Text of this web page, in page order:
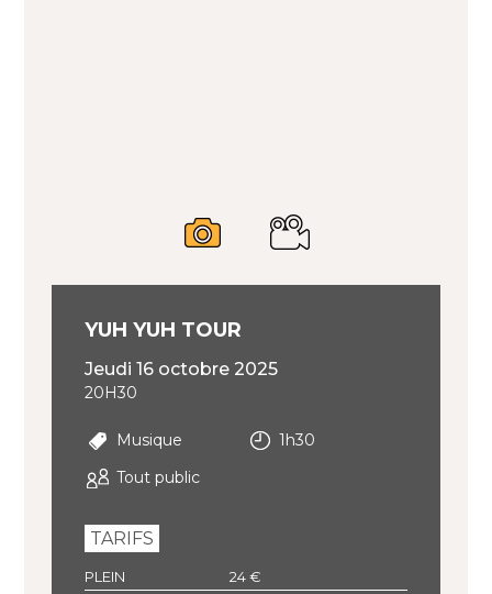
YUH YUH TOUR
jeudi 16 octobre 2025
20H30
Musique
1h30
Tout public
TARIFS
PLEIN
24 €